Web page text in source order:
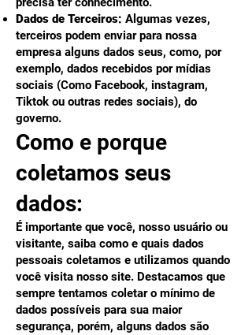
Dados de Terceiros: Algumas vezes,
terceiros podem enviar para nossa
empresa alguns dados seus, como, por
exemplo, dados recebidos por mídias
sociais (Como Facebook, instagram,
Tiktok ou outras redes sociais), do
governo.
Como e porque
coletamos seus
dados:
É importante que você, nosso usuário ou
visitante, saiba como e quais dados
pessoais coletamos e utilizamos quando
você visita nosso site. Destacamos que
sempre tentamos coletar o mínimo de
dados possíveis para sua maior
segurança, porém, alguns dados são